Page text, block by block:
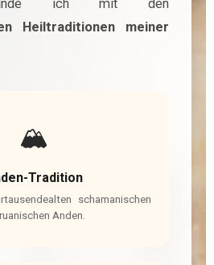
ich mit den
Heiltraditionen meiner
🏔️
Tradition
schamanischen
Anden.